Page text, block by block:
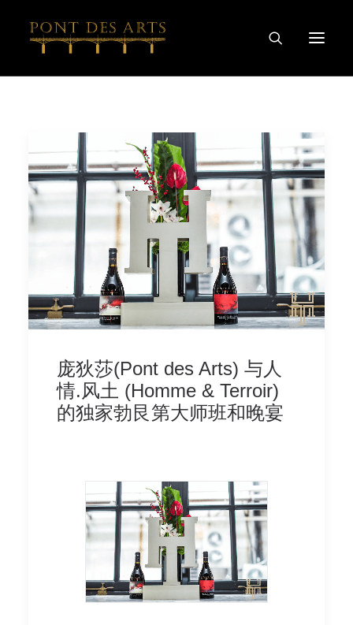
艺术家
酿酒师
葡萄酒及烈酒系列
联系我们
条款及细则庞狄莎(Pont des Arts) 与人
情.风土 (Homme & Terroir)
的独家勃艮第大师班和晚宴